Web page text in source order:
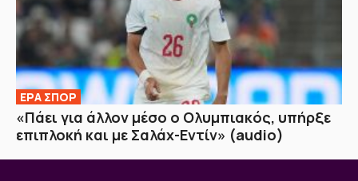
ΕΡΑ ΣΠΟΡ
«Πάει για άλλον μέσο ο Ολυμπιακός, υπήρξε
επιπλοκή και με Σαλάχ-Εντίν» (audio)